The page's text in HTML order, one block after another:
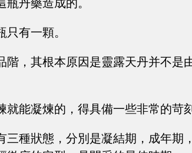
丹藥造成的。
有一顆。
階，其根本原因是靈露天丹并不是
能凝煉的，得具備一些非常的苛
三種狀態，分別是凝結期，成年期